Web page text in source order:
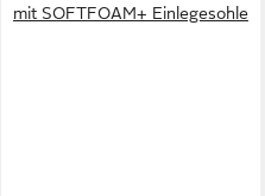
mit SOFTFOAM+ Einlegesohle